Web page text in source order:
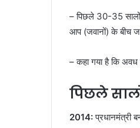
– पिछले 30-35 सालों
आप (जवानों) के बीच
– कहा गया है कि अवध
पिछले
2014:प्रधानमंत्री